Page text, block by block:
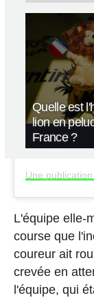
Quelle est
lion en
France ?
L'équipe elle-
course que
coureur ait
crevée en
l'équipe, qui